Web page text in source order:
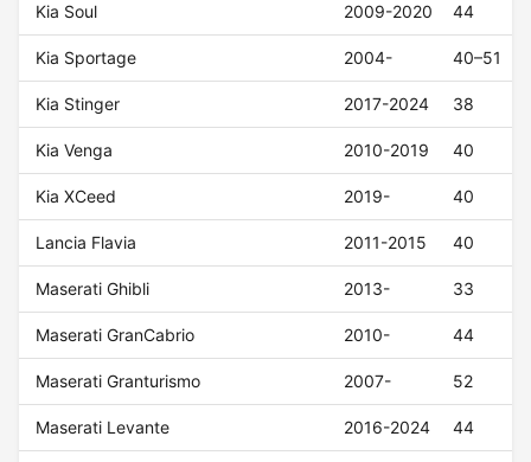
Kia Soul 2009-2020 44
Kia Sportage 2004- 40–51
Kia Stinger 2017-2024 38
Kia Venga 2010-2019 40
Kia XCeed 2019- 40
Lancia Flavia 2011-2015 40
Maserati Ghibli 2013- 33
Maserati GranCabrio 2010- 44
Maserati Granturismo 2007- 52
Maserati Levante 2016-2024 44